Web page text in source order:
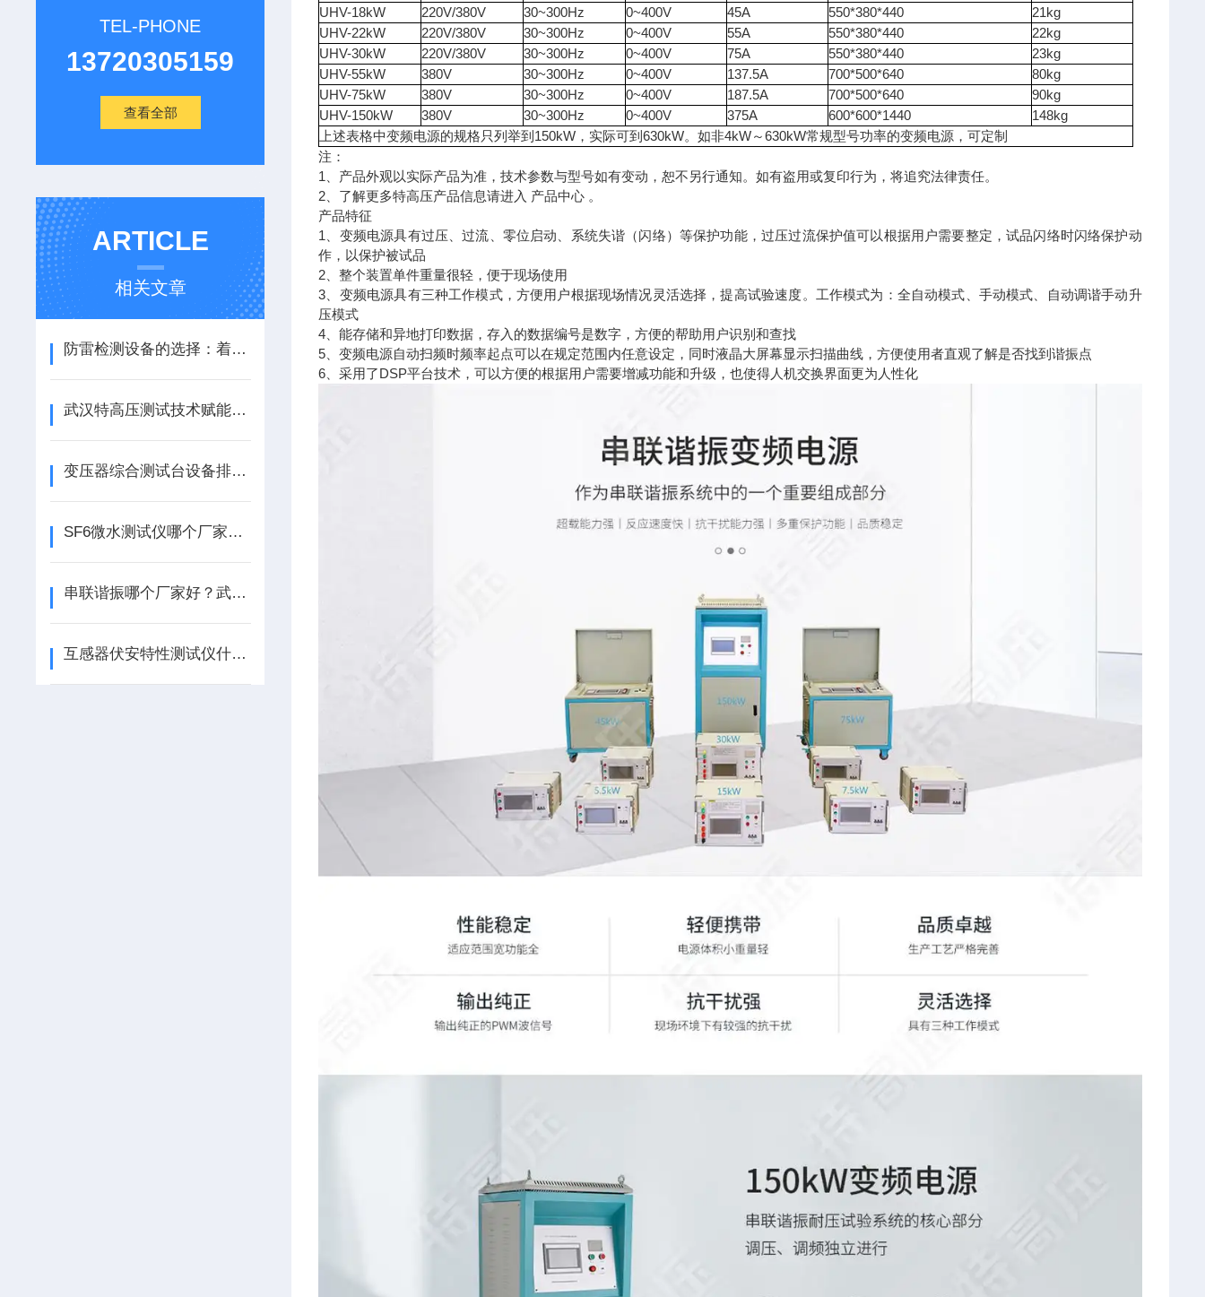
TEL-PHONE
13720305159
查看全部
ARTICLE
相关文章
防雷检测设备的选择：着眼于长期稳定的测试支持
武汉特高压测试技术赋能化工电力安全
变压器综合测试台设备排名：如何评估设备功能集成与测试效率
SF6微水测试仪哪个厂家好？武汉特高压电力科技凭实力赢得口碑
串联谐振哪个厂家好？武汉特高压的实践与口碑探析
互感器伏安特性测试仪什么品牌好？武汉特高压以务实技术赢得口碑
UHV-18kW
220V/380V 30~300Hz 0~400V 45A 550*380*440
21kg
UHV-22kW
220V/380V 30~300Hz 0~400V 55A 550*380*440
22kg
UHV-30kW
220V/380V 30~300Hz 0~400V 75A 550*380*440
23kg
UHV-55kW
380V 30~300Hz 0~400V 137.5A 700*500*640
80kg
UHV-75kW
380V 30~300Hz 0~400V 187.5A 700*500*640
90kg
UHV-150kW
380V 30~300Hz 0~400V 375A 600*600*1440
148kg
上述表格中变频电源的规格只列举到150kW，实际可到630kW。如非4kW～630kW常规型号功率的变频电源，可定制
注：
1、产品外观以实际产品为准，技术参数与型号如有变动，恕不另行通知。如有盗用或复印行为，将追究法律责任。
2、了解更多特高压产品信息请进入 产品中心 。
产品特征
1、变频电源具有过压、过流、零位启动、系统失谐（闪络）等保护功能，过压过流保护值可以根据用户需要整定，试品闪络时闪络保护动
作，以保护被试品
2、整个装置单件重量很轻，便于现场使用
3、变频电源具有三种工作模式，方便用户根据现场情况灵活选择，提高试验速度。工作模式为：全自动模式、手动模式、自动调谐手动升
压模式
4、能存储和异地打印数据，存入的数据编号是数字，方便的帮助用户识别和查找
5、变频电源自动扫频时频率起点可以在规定范围内任意设定，同时液晶大屏幕显示扫描曲线，方便使用者直观了解是否找到谐振点
6、采用了DSP平台技术，可以方便的根据用户需要增减功能和升级，也使得人机交换界面更为人性化